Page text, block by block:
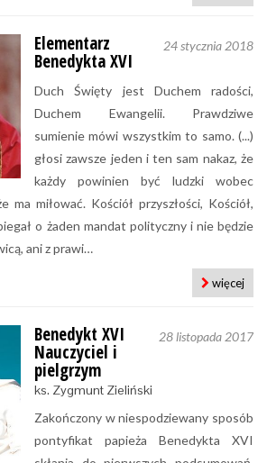
24 stycznia 2018
Elementarz
Benedykta XVI
Duch Święty jest Duchem radości,
Duchem Ewangelii. Prawdziwe
sumienie mówi wszystkim to samo. (...)
głosi zawsze jeden i ten sam nakaz, że
każdy powinien być ludzki wobec
ma miłować. Kościół przyszłości, Kościół,
o żaden mandat polityczny i nie będzie
ani z prawi…
więcej
28 listopada 2017
Benedykt XVI
Nauczyciel i
pielgrzym
ks. Zygmunt Zieliński
Zakończony w niespodziewany sposób
pontyfikat papieża Benedykta XVI